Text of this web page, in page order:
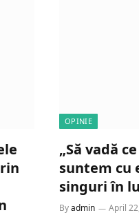
OPINIE
„Să vadă
suntem cu
singuri în
Byadmin April